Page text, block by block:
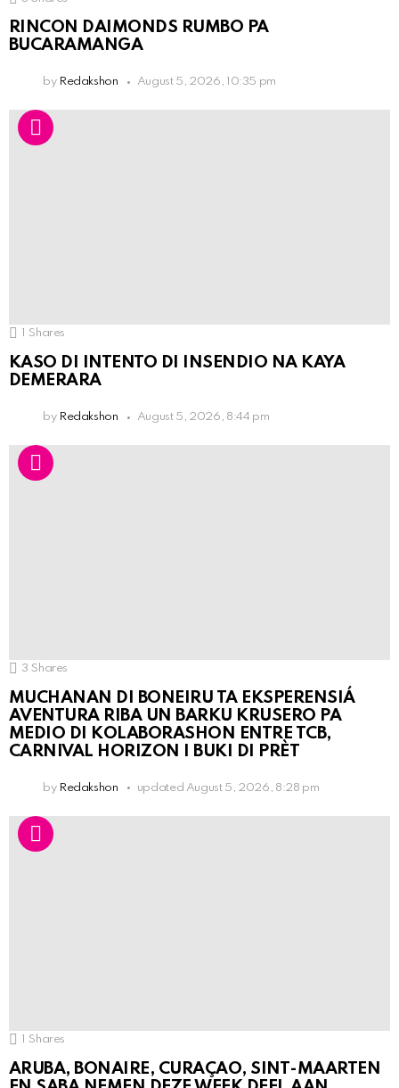
RINCON DAIMONDS RUMBO PA
BUCARAMANGA
by Redakshon August 5, 2026, 10:35 pm
Shares
KASO DI INTENTO DI INSENDIO NA KAYA
DEMERARA
by Redakshon August 5, 2026, 8:44 pm
3 Shares
MUCHANAN DI BONEIRU TA EKSPERENSIÁ
AVENTURA RIBA UN BARKU KRUSERO PA
MEDIO DI KOLABORASHON ENTRE TCB,
CARNIVAL HORIZON I BUKI DI PRÈT
by Redakshon updated August 5, 2026, 8:28 pm
1 Shares
ARUBA, BONAIRE, CURAÇAO, SINT-MAARTEN